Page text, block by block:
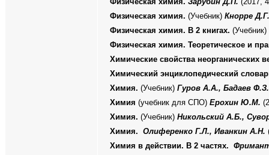
Физическая химия. (Учебник) Кнорре
Физическая химия. В 2 книгах. (Учебник)
Физическая химия. Теоретическое и
Химические свойства неорганических
Химический энциклопедический
Химия. (Учебник) Гуров А.А., Бадаев
Химия (учебник для СПО) Ерохин Ю.М.
Химия. (Учебник) Никольский А.Б.,
Химия. Олиференко Г.Л., Иванкин А.Н.
Химия в действии. В 2 частях.